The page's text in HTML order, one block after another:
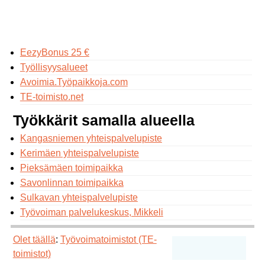
EezyBonus 25 €
Työllisyysalueet
Avoimia.Työpaikkoja.com
TE-toimisto.net
Työkkärit samalla alueella
Kangasniemen yhteispalvelupiste
Kerimäen yhteispalvelupiste
Pieksämäen toimipaikka
Savonlinnan toimipaikka
Sulkavan yhteispalvelupiste
Työvoiman palvelukeskus, Mikkeli
Olet täällä: Työvoimatoimistot (TE-
toimistot)